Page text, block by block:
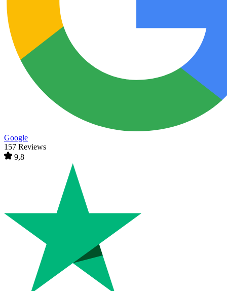
Google
157 Reviews
9,8